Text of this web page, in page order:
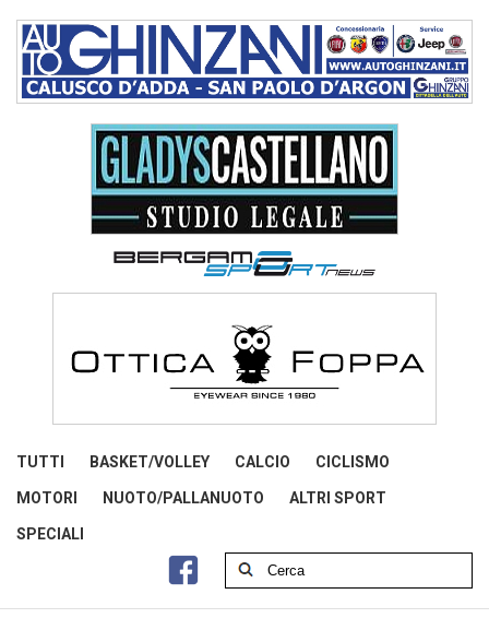
TUTTI BASKET/VOLLEY CALCIO CICLISMO
MOTORI NUOTO/PALLANUOTO ALTRI SPORT
SPECIALI